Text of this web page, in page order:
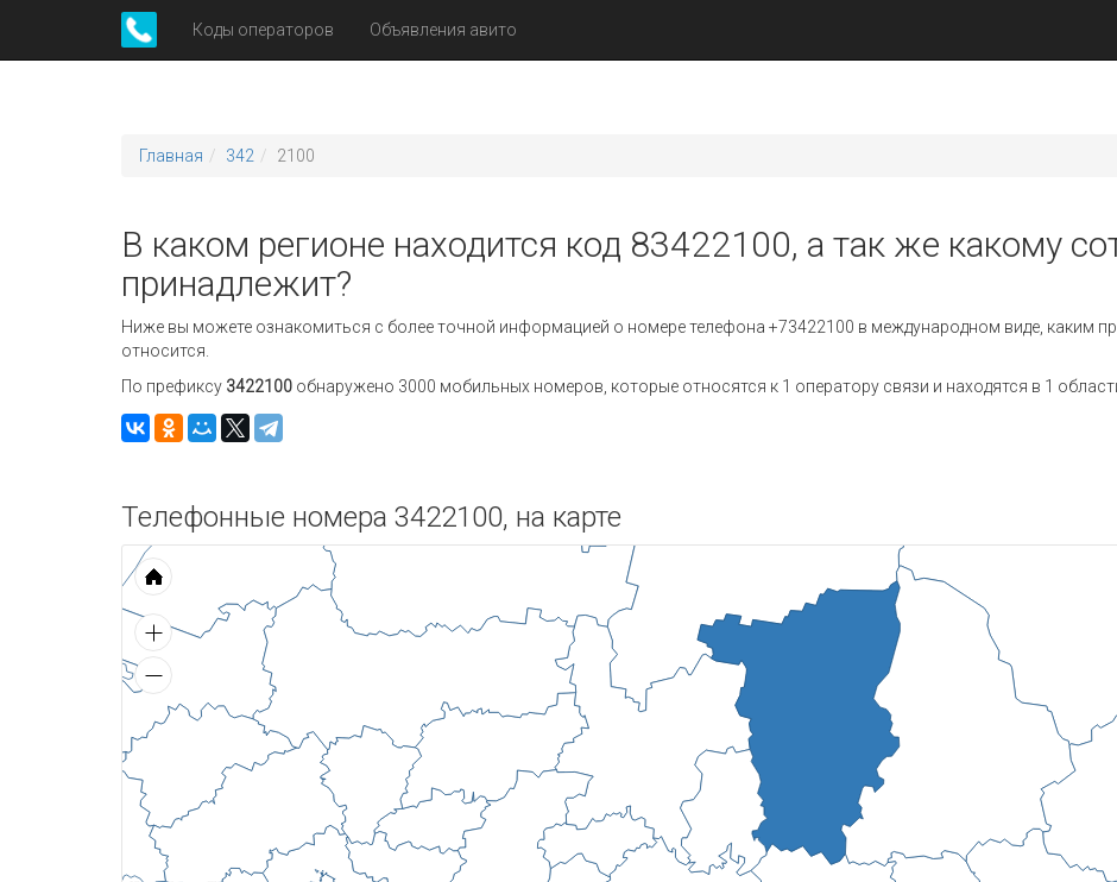
Коды операторов Объявления авито
Главная 342 2100
В каком регионе находится код 83422100, а так же какому
принадлежит?
Ниже вы можете ознакомиться с более точной информацией о номере телефона +73422100 в международном виде, каким
относится.
По префиксу 3422100 обнаружено 3000 мобильных номеров, которые относятся к 1 оператору связи и находятся в 1
Телефонные номера 3422100, на карте